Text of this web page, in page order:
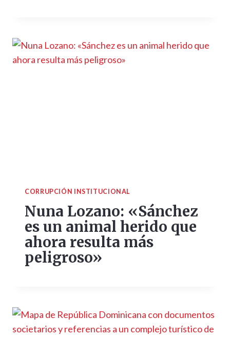
CORRUPCIÓN INSTITUCIONAL
Nuna Lozano: «Sánchez
es un animal herido que
ahora resulta más
peligroso»